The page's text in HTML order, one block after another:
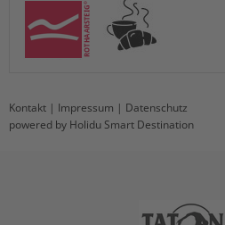
Kontakt | Impressum | Datenschutz
powered by Holidu Smart Destination